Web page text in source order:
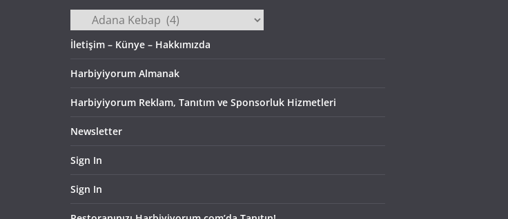
Kategoriler
İletişim – Künye – Hakkımızda
Harbiyiyorum Almanak
Harbiyiyorum Reklam, Tanıtım ve Sponsorluk Hizmetleri
Newsletter
Sign In
Sign In